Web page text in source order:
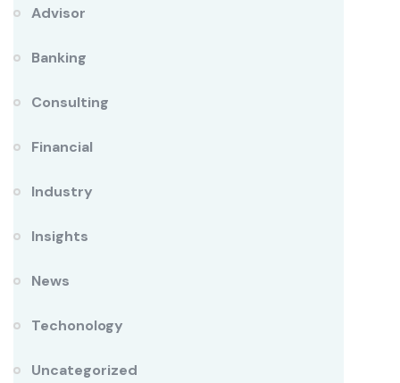
Advisor
Banking
Consulting
Financial
Industry
Insights
News
Techonology
Uncategorized